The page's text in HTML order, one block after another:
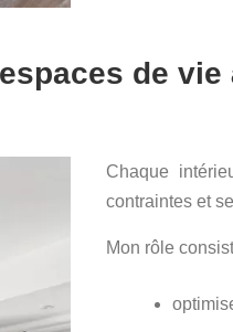
de vie
Chaque
contraintes et
Mon rôle